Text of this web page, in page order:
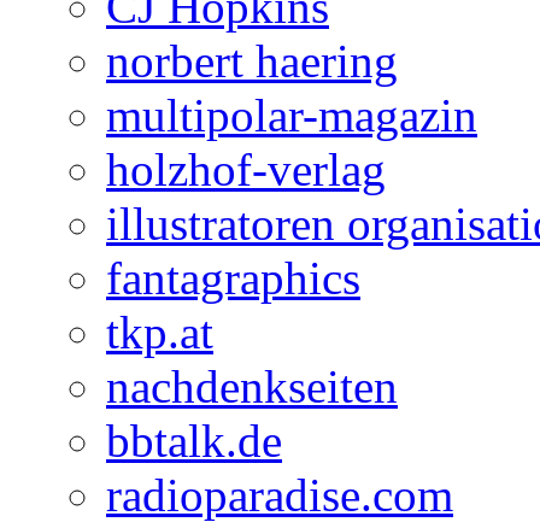
norbert haering
multipolar-magazin
holzhof-verlag
illustratoren
fantagraphics
tkp.at
nachdenkseiten
bbtalk.de
radioparadise.com